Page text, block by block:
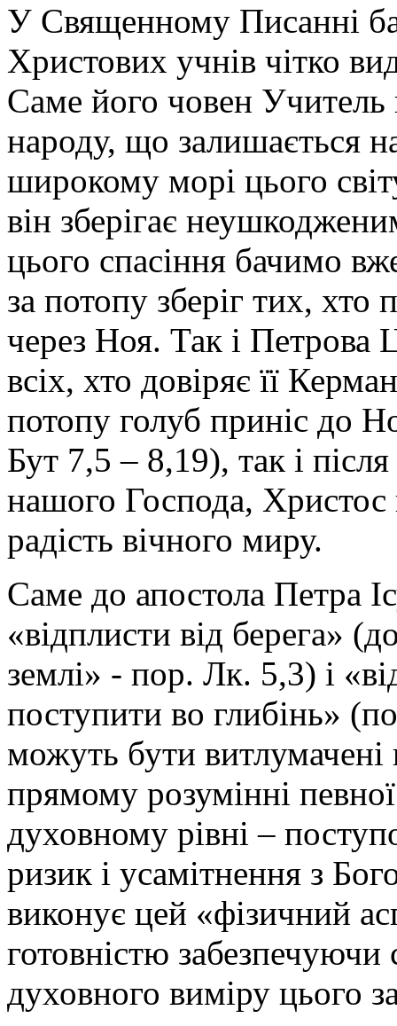
У Священному Писанні
Христових учнів чітко
Саме його човен Учитель
народу, що залишається
широкому морі цього
він зберігає
цього спасіння бачимо
за потопу зберіг тих,
через Ноя. Так і
всіх, хто довіряє її
потопу голуб приніс до
Бут 7,5 – 8,19), так і
нашого Господа, Христос
радість вічного миру.
Саме до апостола Петра
«відплисти від берега»
землі» - пор. Лк. 5,3) і
поступити во глибінь»
можуть бути витлумачені
прямому розумінні
духовному рівні –
ризик і усамітнення з
виконує цей «фізичний
готовністю
духовного виміру цього